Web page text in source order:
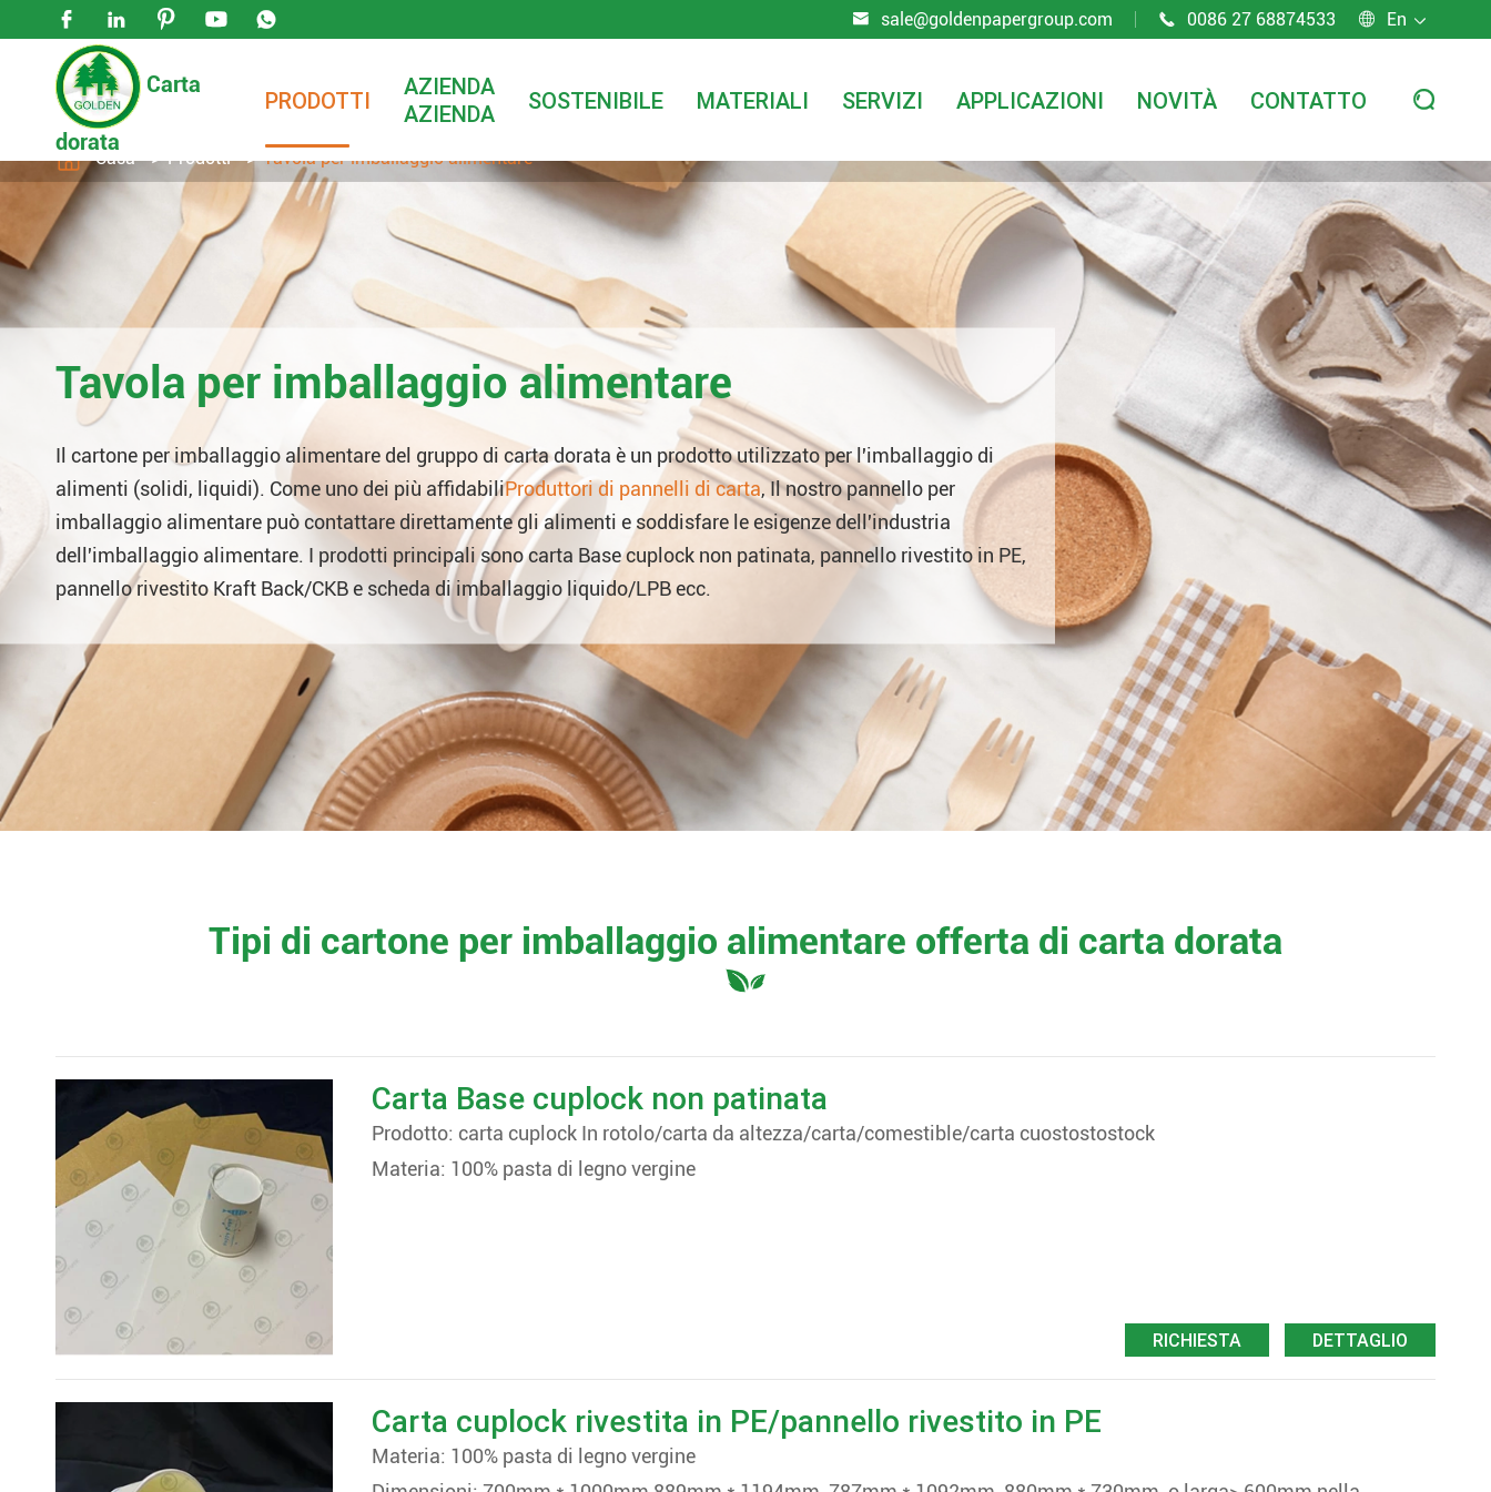
      sale@goldenpapergroup.com  0086 27 68874533  En 
Carta
dorata
PRODOTTI
AZIENDA
AZIENDA
SOSTENIBILE MATERIALI SERVIZI APPLICAZIONI NOVITÀ CONTATTO 
Tavola per imballaggio alimentare
Il cartone per imballaggio alimentare del gruppo di carta dorata è un prodotto utilizzato per l'imballaggio di
alimenti (solidi, liquidi). Come uno dei più affidabiliProduttori di pannelli di carta, Il nostro pannello per
imballaggio alimentare può contattare direttamente gli alimenti e soddisfare le esigenze dell'industria
dell'imballaggio alimentare. I prodotti principali sono carta Base cuplock non patinata, pannello rivestito in PE,
pannello rivestito Kraft Back/CKB e scheda di imballaggio liquido/LPB ecc.
 Casa Prodotti Tavola per imballaggio alimentare
Tipi di cartone per imballaggio alimentare offerta di carta dorata
Carta Base cuplock non patinata
Prodotto: carta cuplock In rotolo/carta da altezza/carta/comestible/carta cuostostostock
Materia: 100% pasta di legno vergine
RICHIESTA DETTAGLIO
Carta cuplock rivestita in PE/pannello rivestito in PE
Materia: 100% pasta di legno vergine